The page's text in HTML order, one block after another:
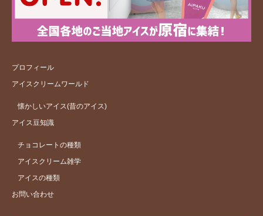
プロフィール
アイスクリームワールド
懐かしいアイス(昔のアイス)
アイス豆知識
チョコレートの種類
アイスクリーム雑学
アイスの種類
お問い合わせ